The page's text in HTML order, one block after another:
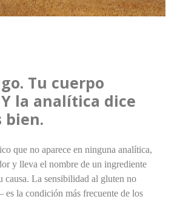
Tu cuerpo
la analítica dice
bien.
que no aparece en ninguna analítica,
y lleva el nombre de un ingrediente
causa. La sensibilidad al gluten no
la condición más frecuente de los